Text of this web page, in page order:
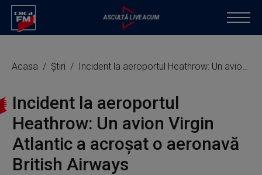
Acasa Știri Incident la aeroportul Heathrow: Un avion Virgin Atlantic a acroşat o aeronavă British Airways
Incident la aeroportul
Heathrow: Un avion Virgin
Atlantic a acroşat o aeronavă
British Airways